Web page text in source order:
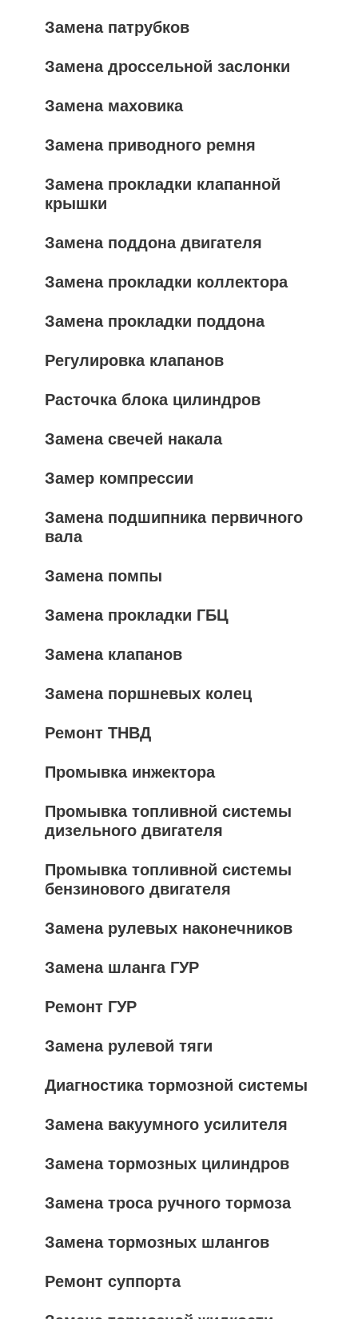
Замена патрубков
Замена дроссельной заслонки
Замена маховика
Замена приводного ремня
Замена прокладки клапанной
крышки
Замена поддона двигателя
Замена прокладки коллектора
Замена прокладки поддона
Регулировка клапанов
Расточка блока цилиндров
Замена свечей накала
Замер компрессии
Замена подшипника первичного
вала
Замена помпы
Замена прокладки ГБЦ
Замена клапанов
Замена поршневых колец
Ремонт ТНВД
Промывка инжектора
Промывка топливной системы
дизельного двигателя
Промывка топливной системы
бензинового двигателя
Замена рулевых наконечников
Замена шланга ГУР
Ремонт ГУР
Замена рулевой тяги
Диагностика тормозной системы
Замена вакуумного усилителя
Замена тормозных цилиндров
Замена троса ручного тормоза
Замена тормозных шлангов
Ремонт суппорта